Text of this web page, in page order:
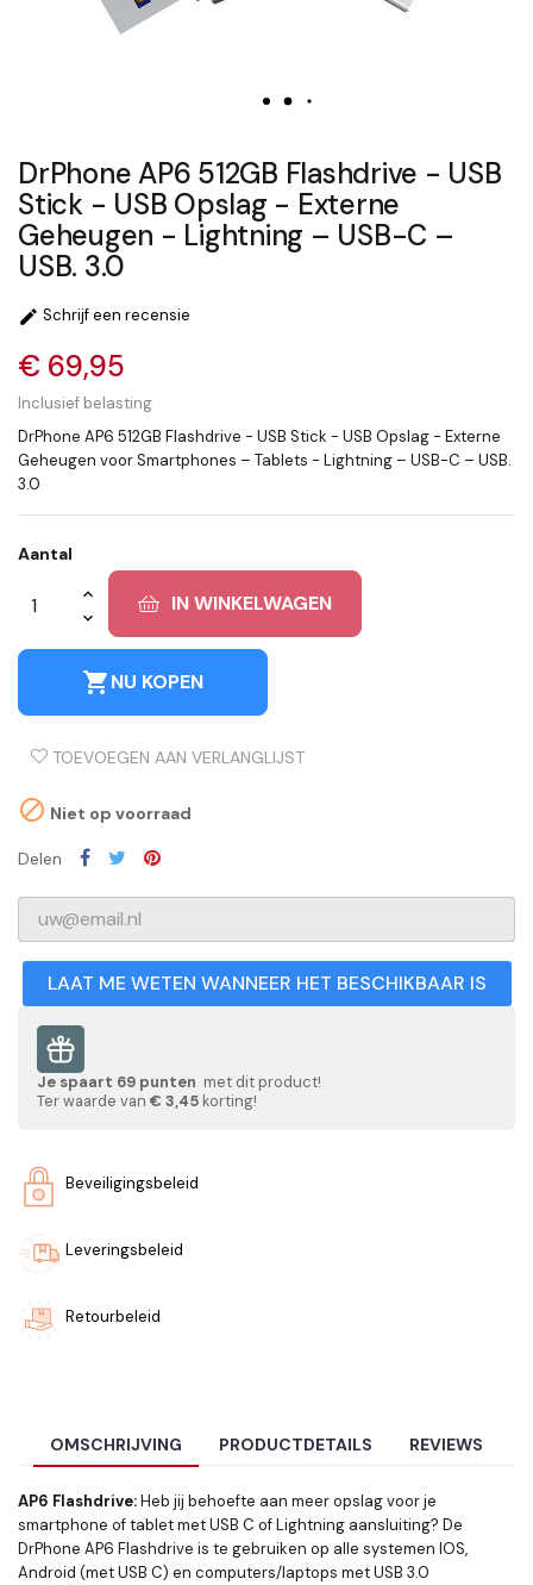
DrPhone AP6 512GB Flashdrive - USB
Stick - USB Opslag - Externe
Geheugen - Lightning – USB-C –
USB. 3.0
 Schrijf een recensie
€ 69,95
Inclusief belasting
DrPhone AP6 512GB Flashdrive - USB Stick - USB Opslag - Externe
Geheugen voor Smartphones – Tablets - Lightning – USB-C – USB.
3.0
Aantal
IN WINKELWAGEN
shopping_cartNU KOPEN
TOEVOEGEN AAN VERLANGLIJST
 Niet op voorraad
Delen
LAAT ME WETEN WANNEER HET BESCHIKBAAR IS
Je spaart 69 punten met dit product!
Ter waarde van € 3,45 korting!
Beveiligingsbeleid
Leveringsbeleid
Retourbeleid
OMSCHRIJVING PRODUCTDETAILS REVIEWS
AP6 Flashdrive:Heb jij behoefte aan meer opslag voor je
smartphone of tablet met USB C of Lightning aansluiting? De
DrPhone AP6 Flashdrive is te gebruiken op alle systemen IOS,
Android (met USB C) en computers/laptops met USB 3.0